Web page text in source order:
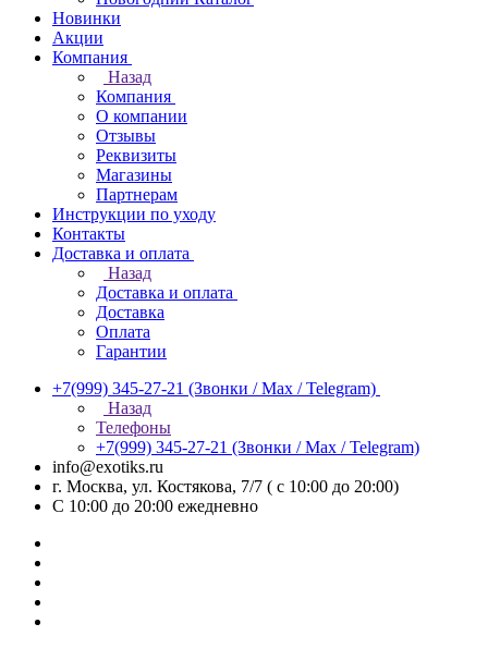
Новинки
Акции
Компания
Назад
Компания
О компании
Отзывы
Реквизиты
Магазины
Партнерам
Инструкции по уходу
Контакты
Доставка и оплата
Назад
Доставка и оплата
Доставка
Оплата
Гарантии
+7(999) 345-27-21 (Звонки / Max / Telegram)
Назад
Телефоны
+7(999) 345-27-21 (Звонки / Max / Telegram)
info@exotiks.ru
г. Москва, ул. Костякова, 7/7 ( с 10:00 до 20:00)
С 10:00 до 20:00 ежедневно